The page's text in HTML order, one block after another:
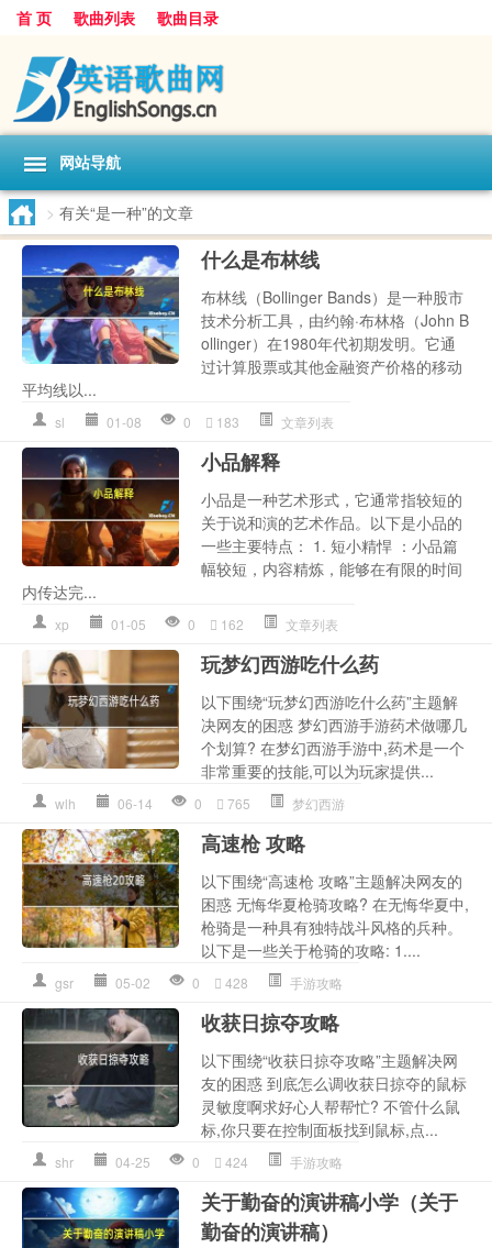
首 页 歌曲列表 歌曲目录
网站导航
> 有关“是一种”的文章
什么是布林线
布林线（Bollinger Bands）是一种股市
技术分析工具，由约翰·布林格（John B
ollinger）在1980年代初期发明。它通
过计算股票或其他金融资产价格的移动
平均线以...
sl 01-08 0 183 文章列表
小品解释
小品是一种艺术形式，它通常指较短的
关于说和演的艺术作品。以下是小品的
一些主要特点： 1. 短小精悍 ：小品篇
幅较短，内容精炼，能够在有限的时间
内传达完...
xp 01-05 0 162 文章列表
玩梦幻西游吃什么药
以下围绕“玩梦幻西游吃什么药”主题解
决网友的困惑 梦幻西游手游药术做哪几
个划算? 在梦幻西游手游中,药术是一个
非常重要的技能,可以为玩家提供...
wlh 06-14 0 765 梦幻西游
高速枪 攻略
以下围绕“高速枪 攻略”主题解决网友的
困惑 无悔华夏枪骑攻略? 在无悔华夏中,
枪骑是一种具有独特战斗风格的兵种。
以下是一些关于枪骑的攻略: 1....
gsr 05-02 0 428 手游攻略
收获日掠夺攻略
以下围绕“收获日掠夺攻略”主题解决网
友的困惑 到底怎么调收获日掠夺的鼠标
灵敏度啊求好心人帮帮忙? 不管什么鼠
标,你只要在控制面板找到鼠标,点...
shr 04-25 0 424 手游攻略
关于勤奋的演讲稿小学（关于
勤奋的演讲稿）